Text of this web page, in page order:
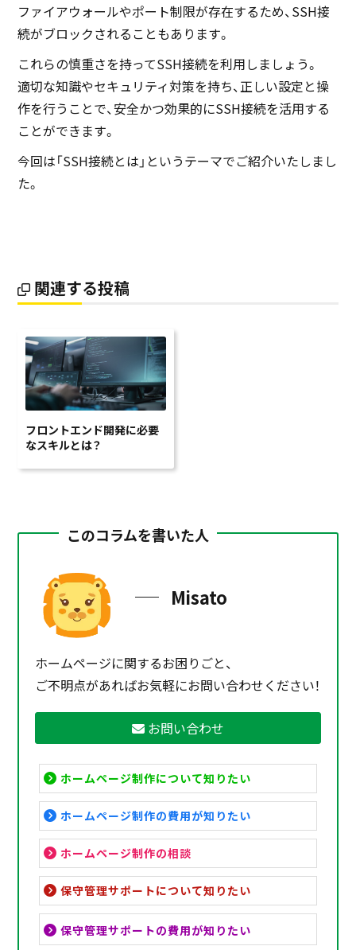
ファイアウォールやポート制限が存在するため、SSH接
続がブロックされることもあります。
これらの慎重さを持ってSSH接続を利用しましょう。
適切な知識やセキュリティ対策を持ち、正しい設定と操
作を行うことで、安全かつ効果的にSSH接続を活用する
ことができます。
今回は「SSH接続とは」というテーマでご紹介いたしまし
た。
関連する投稿
フロントエンド開発に必要
なスキルとは？
このコラムを書いた人
Misato
ホームページに関するお困りごと、
ご不明点があればお気軽にお問い合わせください！
お問い合わせ
ホームページ制作について知りたい
ホームページ制作の費用が知りたい
ホームページ制作の相談
保守管理サポートについて知りたい
保守管理サポートの費用が知りたい